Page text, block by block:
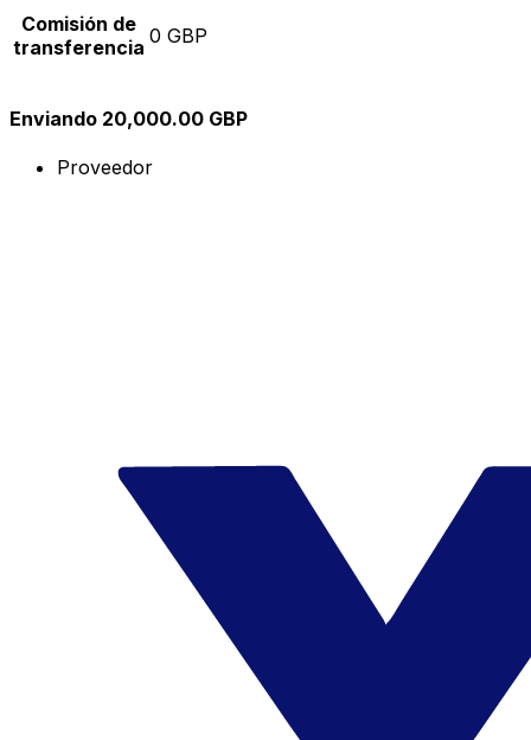
Comisión de
transferencia 0 GBP
Enviando 20,000.00 GBP
Proveedor